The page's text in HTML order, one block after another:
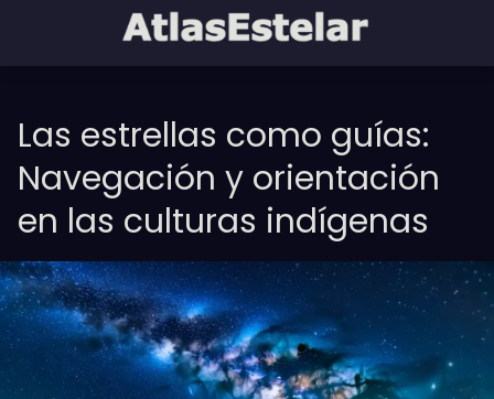
Las estrellas como guías:
Navegación y orientación
en las culturas indígenas